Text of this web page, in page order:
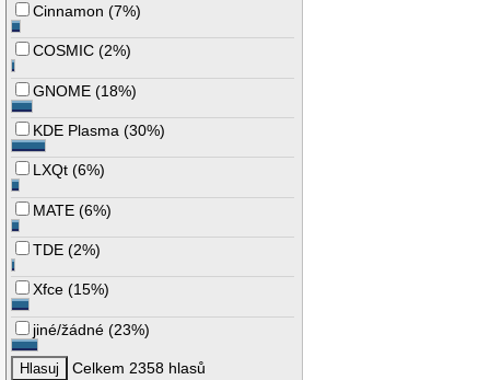
Cinnamon (7%)
COSMIC (2%)
GNOME (18%)
KDE Plasma (30%)
LXQt (6%)
MATE (6%)
TDE (2%)
Xfce (15%)
jiné/žádné (23%)
Celkem 2358 hlasů